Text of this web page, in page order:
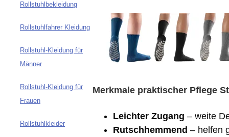
Rollstuhlbekleidung
Rollstuhlfahrer Kleidung
Rollstuhl-Kleidung für
Männer
Rollstuhl-Kleidung für
Frauen
Rollstuhlkleider
Merkmale praktischer Pflege
Leichter Zugang – weite
Rutschhemmend – helfen